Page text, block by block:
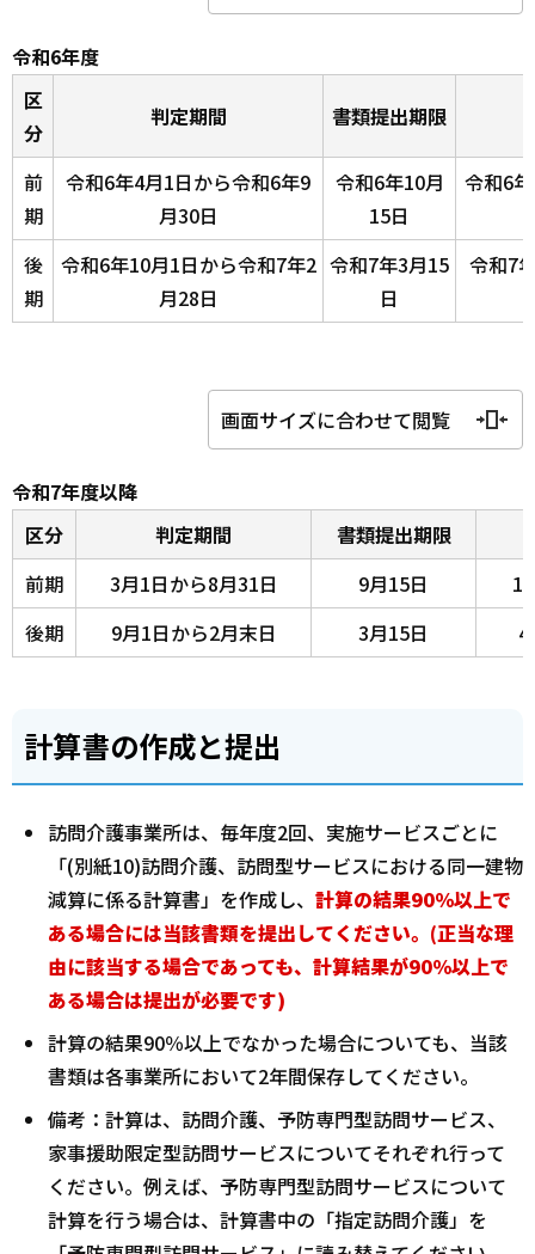
令和6年度
区
分
判定期間 書類提出期限
前
期
令和6年4月1日から令和6年9
月30日
令和6年10月
15日
令和6
後
期
令和6年10月1日から令和7年2
月28日
令和7年3月15
日
令和7
画面サイズに合わせて閲覧
令和7年度以降
区分
判定期間
書類提出期限
前期
3月1日から8月31日 9月15日
後期
9月1日から2月末日 3月15日 4
計算書の作成と提出
訪問介護事業所は、毎年度2回、実施サービスごとに
「(別紙10)訪問介護、訪問型サービスにおける同一建物
減算に係る計算書」を作成し、 計算の結果90％以上で
ある場合には当該書類を提出してください。(正当な理
由に該当する場合であっても、計算結果が90％以上で
ある場合は提出が必要です)
計算の結果90％以上でなかった場合についても、当該
書類は各事業所において2年間保存してください。
備考：計算は、訪問介護、予防専門型訪問サービス、
家事援助限定型訪問サービスについてそれぞれ行って
ください。例えば、予防専門型訪問サービスについて
計算を行う場合は、計算書中の「指定訪問介護」を